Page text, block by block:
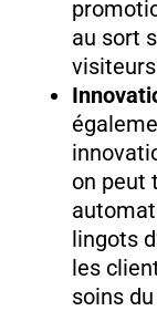
au sort
visiteurs
on peut
lingots
les
soins du